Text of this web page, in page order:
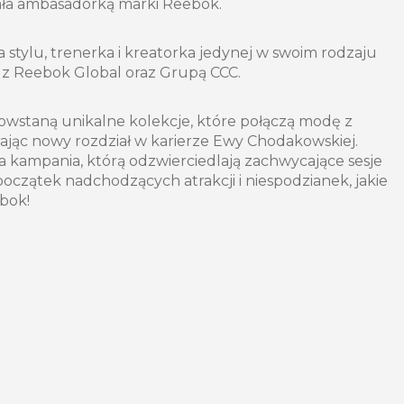
ambasadorką marki Reebok.
stylu, trenerka i kreatorka jedynej w swoim rodzaju
z Reebok Global oraz Grupą CCC.
unikalne kolekcje, które połączą modę z
nowy rozdział w karierze Ewy Chodakowskiej.
kampania, którą odzwierciedlają zachwycające sesje
nadchodzących atrakcji i niespodzianek, jakie